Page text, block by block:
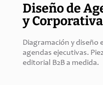
Diseño de
y
Diagramación y diseño
agendas ejecutivas.
editorial B2B a medida.